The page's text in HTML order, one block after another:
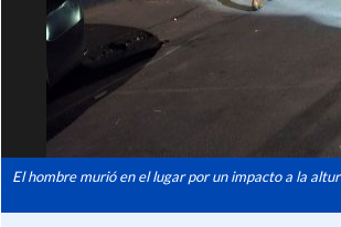
El hombre murió en el lugar por un impacto a la